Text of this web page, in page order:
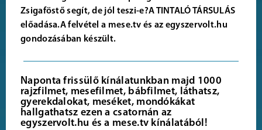
Zsigaföstő segít, de jól teszi-e?A TINTALÓ TÁRSULÁS
előadása.A felvétel a mese.tv és az egyszervolt.hu
gondozásában készült.
Naponta frissülő kínálatunkban majd 1000
rajzfilmet, mesefilmet, bábfilmet, láthatsz,
gyerekdalokat, meséket, mondókákat
hallgathatsz ezen a csatornán az
egyszervolt.hu és a mese.tv kínálatából!